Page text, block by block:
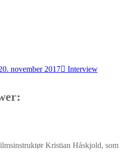
november 2017 Interview
Kristian Håskjold, som